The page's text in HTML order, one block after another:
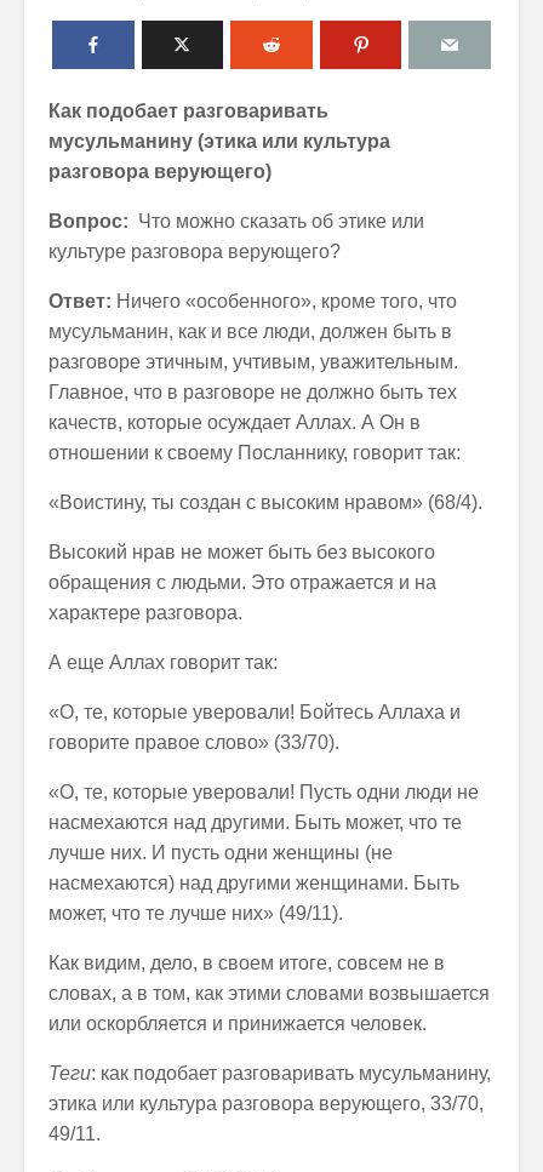
Как подобает разговаривать
мусульманину (этика или культура
разговора верующего)
Вопрос: Что можно сказать об этике или
культуре разговора верующего?
Ответ: Ничего «особенного», кроме того, что
мусульманин, как и все люди, должен быть в
разговоре этичным, учтивым, уважительным.
Главное, что в разговоре не должно быть тех
качеств, которые осуждает Аллах. А Он в
отношении к своему Посланнику, говорит так:
«Воистину, ты создан с высоким нравом» (68/4).
Высокий нрав не может быть без высокого
обращения с людьми. Это отражается и на
характере разговора.
А еще Аллах говорит так:
«О, те, которые уверовали! Бойтесь Аллаха и
говорите правое слово» (33/70).
«О, те, которые уверовали! Пусть одни люди не
насмехаются над другими. Быть может, что те
лучше них. И пусть одни женщины (не
насмехаются) над другими женщинами. Быть
может, что те лучше них» (49/11).
Как видим, дело, в своем итоге, совсем не в
словах, а в том, как этими словами возвышается
или оскорбляется и принижается человек.
Теги: как подобает разговаривать мусульманину,
этика или культура разговора верующего, 33/70,
49/11.